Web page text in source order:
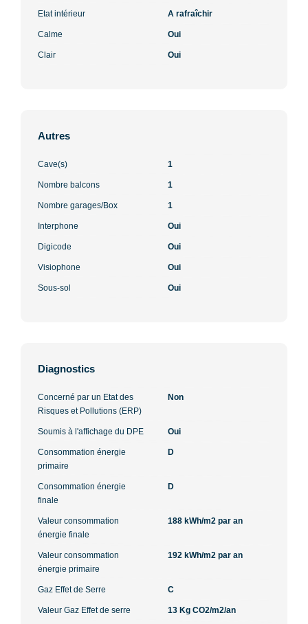
Etat intérieur A rafraîchir
Calme Oui
Clair Oui
Autres
Cave(s) 1
Nombre balcons 1
Nombre garages/Box 1
Interphone Oui
Digicode Oui
Visiophone Oui
Sous-sol Oui
Diagnostics
Concerné par un Etat des
Risques et Pollutions (ERP)
Non
Soumis à l'affichage du DPE Oui
Consommation énergie
primaire
D
Consommation énergie
finale
D
Valeur consommation
énergie finale
188 kWh/m2 par an
Valeur consommation
énergie primaire
192 kWh/m2 par an
Gaz Effet de Serre C
Valeur Gaz Effet de serre 13 Kg CO2/m2/an